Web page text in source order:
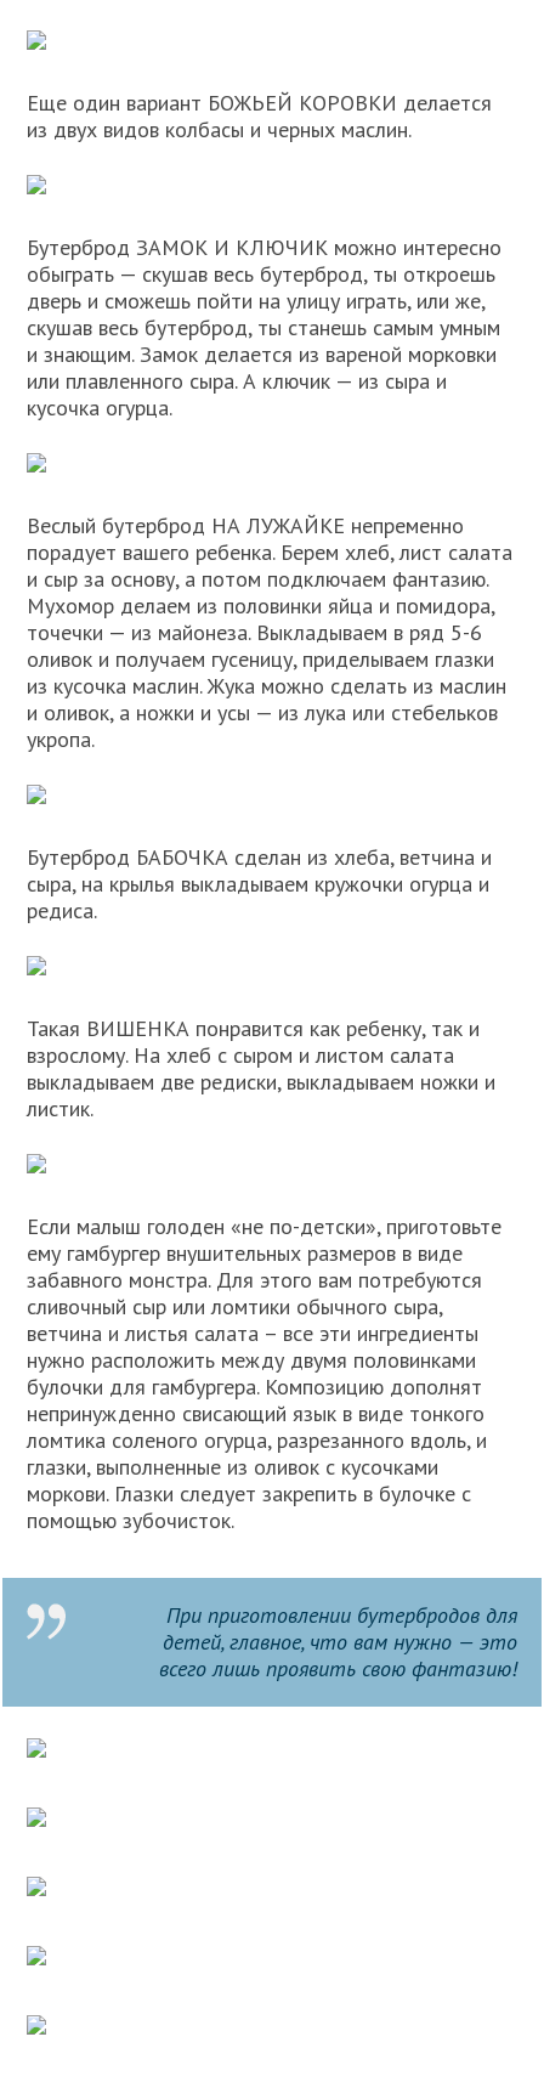
Еще один вариант БОЖЬЕЙ КОРОВКИ делается
из двух видов колбасы и черных маслин.
Бутерброд ЗАМОК И КЛЮЧИК можно интересно
обыграть — скушав весь бутерброд, ты откроешь
дверь и сможешь пойти на улицу играть, или же,
скушав весь бутерброд, ты станешь самым умным
и знающим. Замок делается из вареной морковки
или плавленного сыра. А ключик — из сыра и
кусочка огурца.
Веслый бутерброд НА ЛУЖАЙКЕ непременно
порадует вашего ребенка. Берем хлеб, лист салата
и сыр за основу, а потом подключаем фантазию.
Мухомор делаем из половинки яйца и помидора,
точечки — из майонеза. Выкладываем в ряд 5-6
оливок и получаем гусеницу, приделываем глазки
из кусочка маслин. Жука можно сделать из маслин
и оливок, а ножки и усы — из лука или стебельков
укропа.
Бутерброд БАБОЧКА сделан из хлеба, ветчина и
сыра, на крылья выкладываем кружочки огурца и
редиса.
Такая ВИШЕНКА понравится как ребенку, так и
взрослому. На хлеб с сыром и листом салата
выкладываем две редиски, выкладываем ножки и
листик.
Если малыш голоден «не по-детски», приготовьте
ему гамбургер внушительных размеров в виде
забавного монстра. Для этого вам потребуются
сливочный сыр или ломтики обычного сыра,
ветчина и листья салата – все эти ингредиенты
нужно расположить между двумя половинками
булочки для гамбургера. Композицию дополнят
непринужденно свисающий язык в виде тонкого
ломтика соленого огурца, разрезанного вдоль, и
глазки, выполненные из оливок с кусочками
моркови. Глазки следует закрепить в булочке с
помощью зубочисток.
При приготовлении бутербродов для
детей, главное, что вам нужно — это
всего лишь проявить свою фантазию!